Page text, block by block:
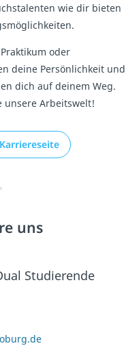
wie dir bieten
oder
deine Persönlichkeit und
dich auf deinem Weg.
unsere Arbeitswelt!
uns
Studierende